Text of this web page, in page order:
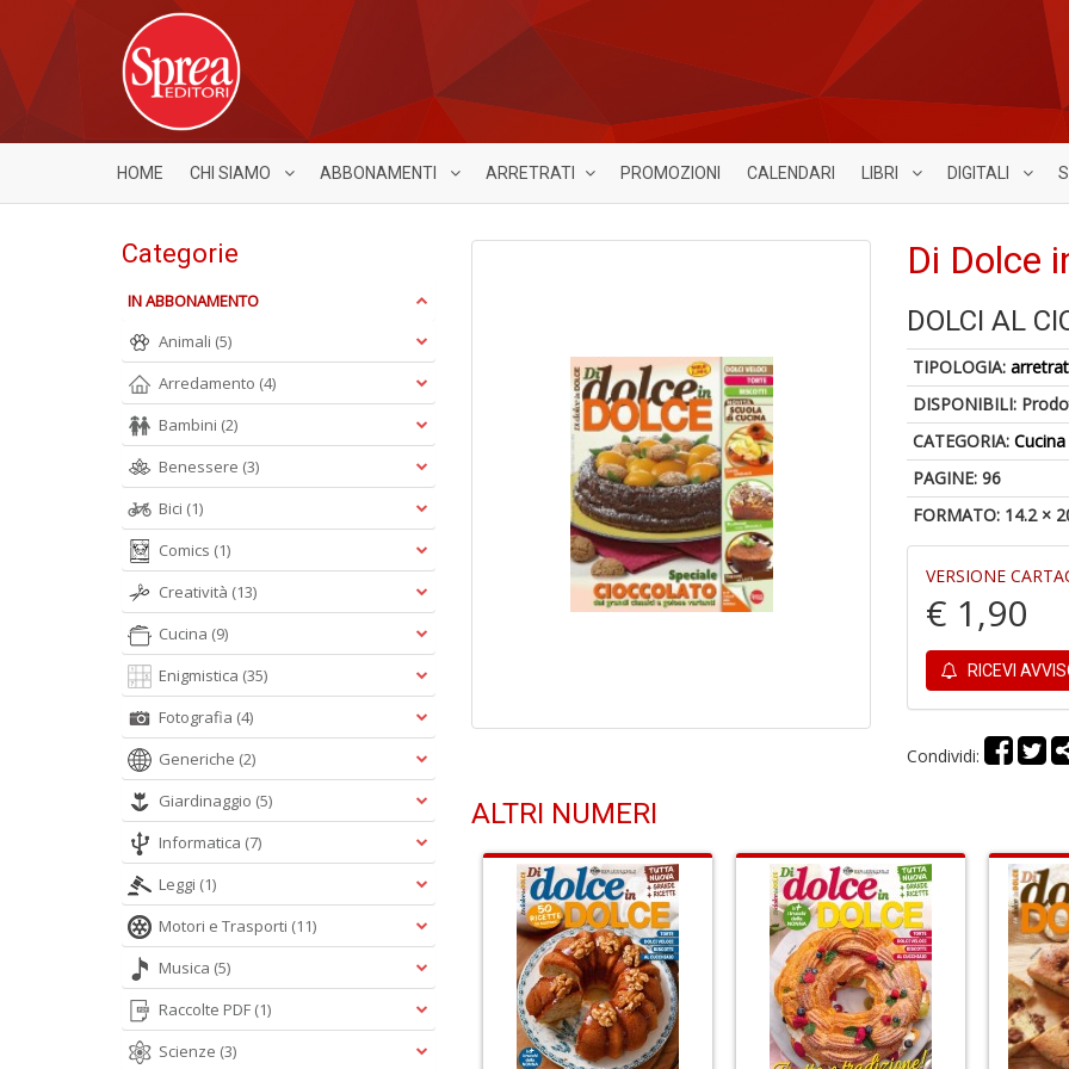
HOME CHI SIAMO ABBONAMENTI ARRETRATI PROMOZIONI CALENDARI LIBRI DIGITALI
Di Dolce
DOLCI AL
TIPOLOGIA:
DISPONIBILI:
CATEGORIA:Cucina
PAGINE: 96
FORMATO: 14.2 ×
VERSIONE
€ 1,90
RICEVI
Condividi:
ALTRI NUMERI
Categorie
IN ABBONAMENTO
Animali (5)
Arredamento (4)
Bambini (2)
Benessere (3)
Bici (1)
Comics (1)
Creatività (13)
Cucina (9)
Enigmistica (35)
Fotografia (4)
Generiche (2)
Giardinaggio (5)
Informatica (7)
Leggi (1)
Motori e Trasporti (11)
Musica (5)
Raccolte PDF (1)
Scienze (3)